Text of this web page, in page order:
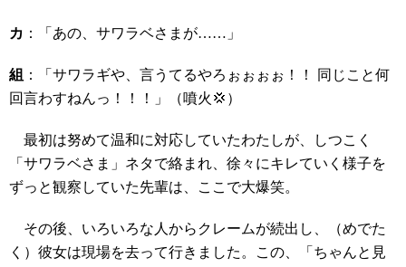
カ ：「あの、サワラベさまが……」
組 ：「サワラギや、言うてるやろぉぉぉぉ！！ 同じこと何
回言わすねんっ！！！」（噴火💢）
最初は努めて温和に対応していたわたしが、しつこく
「サワラベさま」ネタで絡まれ、徐々にキレていく様子を
ずっと観察していた先輩は、ここで大爆笑。
その後、いろいろな人からクレームが続出し、（めでた
く）彼女は現場を去って行きました。この、「ちゃんと見